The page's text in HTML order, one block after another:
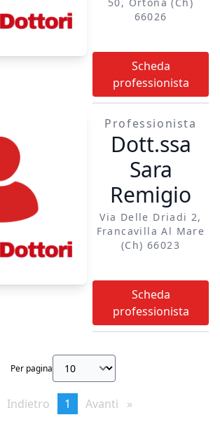
66026
Scheda
professionista
Professionista
Dott.ssa
Sara
Remigio
Via Delle Driadi 2,
Francavilla Al Mare
(ch) 66023
Scheda
professionista
Per pagina
Indietro pageYou're
1 Avanti page